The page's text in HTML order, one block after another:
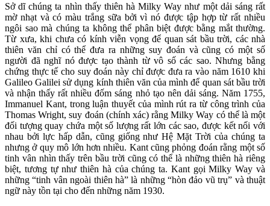
Sở dĩ chúng ta nhìn thấy thiên hà Milky Way như một dải sáng rất
mờ nhạt và có màu trắng sữa bởi vì nó được tập hợp từ rất nhiều
ngôi sao mà chúng ta không thể phân biệt được bằng mắt thường.
Từ xưa, khi chưa có kính viễn vọng để quan sát bầu trời, các nhà
thiên văn chỉ có thể đưa ra những suy đoán và cũng có một số
người đã nghĩ nó được tạo thành từ vô số các sao. Nhưng bằng
chứng thực tế cho suy đoán này chỉ được đưa ra vào năm 1610 khi
Galileo Galilei sử dụng kính thiên văn của mình để quan sát bầu trời
và nhận thấy rất nhiều đốm sáng nhỏ tạo nên dải sáng. Năm 1755,
Immanuel Kant, trong luận thuyết của mình rút ra từ công trình của
Thomas Wright, suy đoán (chính xác) rằng Milky Way có thể là một
đối tượng quay chứa một số lượng rất lớn các sao, được kết nối với
nhau bởi lực hấp dẫn, cũng giống như Hệ Mặt Trời của chúng ta
nhưng ở quy mô lớn hơn nhiều. Kant cũng phỏng đoán rằng một số
tinh vân nhìn thấy trên bầu trời cũng có thể là những thiên hà riêng
biệt, tương tự như thiên hà của chúng ta. Kant gọi Milky Way và
những “tinh vân ngoài thiên hà” là những “hòn đảo vũ trụ” và thuật
ngữ này tồn tại cho đến những năm 1930.